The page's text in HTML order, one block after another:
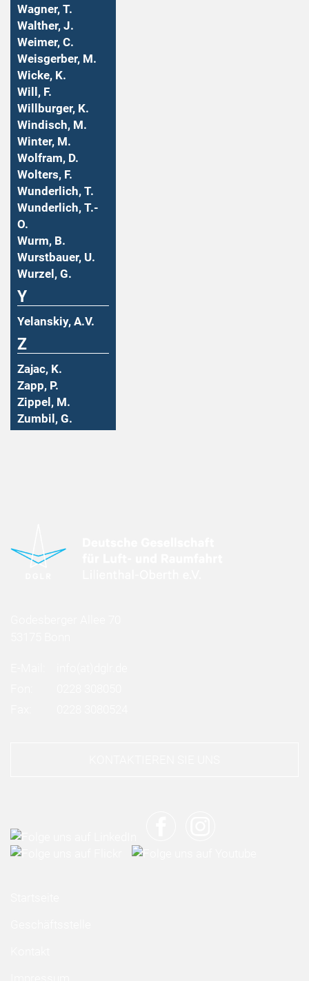
Wagner, T.
Walther, J.
Weimer, C.
Weisgerber, M.
Wicke, K.
Will, F.
Willburger, K.
Windisch, M.
Winter, M.
Wolfram, D.
Wolters, F.
Wunderlich, T.
Wunderlich, T.-
O.
Wurm, B.
Wurstbauer, U.
Wurzel, G.
Y
Yelanskiy, A.V.
Z
Zajac, K.
Zapp, P.
Zippel, M.
Zumbil, G.